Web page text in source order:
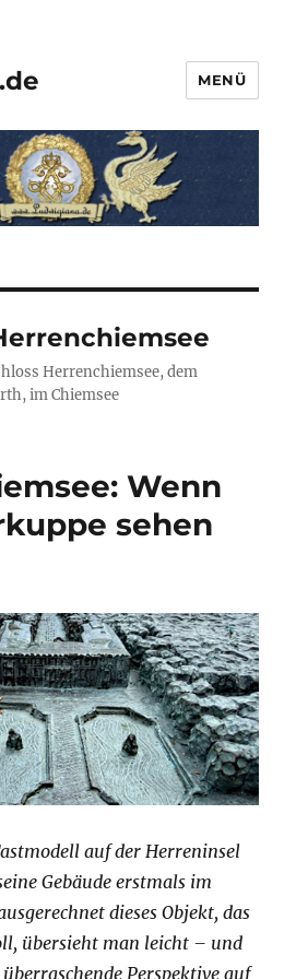
MENÜ
Herrenchiemsee, dem
im Chiemsee
Wenn
sehen
auf der Herreninsel
Gebäude erstmals im
dieses Objekt, das
übersieht man leicht – und
überraschende Perspektive auf